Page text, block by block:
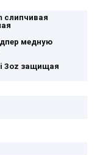
слипчивая
медную
3oz защищая